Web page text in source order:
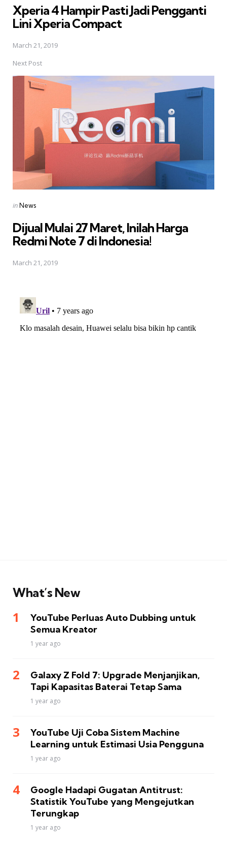
Xperia 4 Hampir Pasti Jadi Pengganti
Lini Xperia Compact
March 21, 2019
Next Post
Posted
inNews
Dijual Mulai 27 Maret, Inilah Harga
Redmi Note 7 di Indonesia!
March 21, 2019
What’s New
YouTube Perluas Auto Dubbing untuk
Semua Kreator
1 year ago
Galaxy Z Fold 7: Upgrade Menjanjikan,
Tapi Kapasitas Baterai Tetap Sama
1 year ago
YouTube Uji Coba Sistem Machine
Learning untuk Estimasi Usia Pengguna
1 year ago
Google Hadapi Gugatan Antitrust:
Statistik YouTube yang Mengejutkan
Terungkap
1 year ago